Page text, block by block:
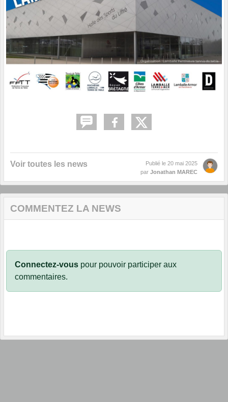
Voir toutes les news Publié le 20 mai 2025
par Jonathan MAREC
COMMENTEZ LA NEWS
Connectez-vous pour pouvoir participer aux
commentaires.